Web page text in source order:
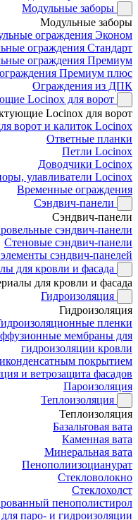
Модульные заборы
Модульные заборы
ограждения Эконом
ограждения Стандарт
ограждения Премиум
Премиум плюс
Ограждения из ДПК
Locinox для ворот
Locinox для ворот
ворот и калиток Locinox
Ответные планки
Петли Locinox
Доводчики Locinox
улавливатели Locinox
Временные ограждения
Сэндвич-панели
Сэндвич-панели
сэндвич-панели
Стеновые сэндвич-панели
сэндвич-панелей
для кровли и фасада
для кровли и фасада
Гидроизоляция
Гидроизоляция
пленки
мембраны для
гидроизоляции кровли
покрытием
и ветрозащита фасадов
Пароизоляция
Теплоизоляция
Теплоизоляция
Базальтовая вата
Каменная вата
Минеральная вата
Пенополиизоцианурат
Стекловолокно
Стеклохолст
пенополистирол
паро- и гидроизоляции